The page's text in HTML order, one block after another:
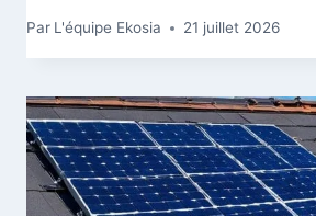
Par L'équipe Ekosia 21 juillet 2026